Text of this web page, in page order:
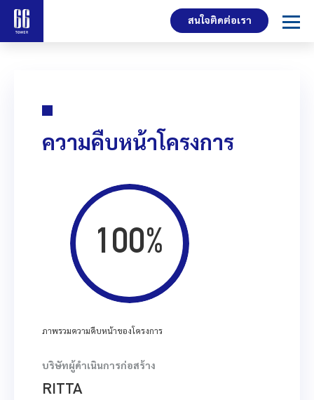
สนใจติดต่อเรา
ความคืบหน้าโครงการ
100%
ภาพรวมความคืบหน้าของโครงการ
บริษัทผู้ดำเนินการก่อสร้าง
RITTA